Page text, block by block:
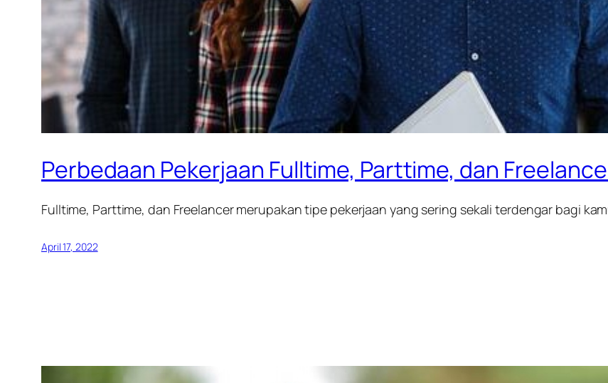
Perbedaan Pekerjaan Fulltime, Parttime, dan
Fulltime, Parttime, dan Freelancer merupakan tipe pekerjaan yang sering sekali terdengar bagi
April 17, 2022